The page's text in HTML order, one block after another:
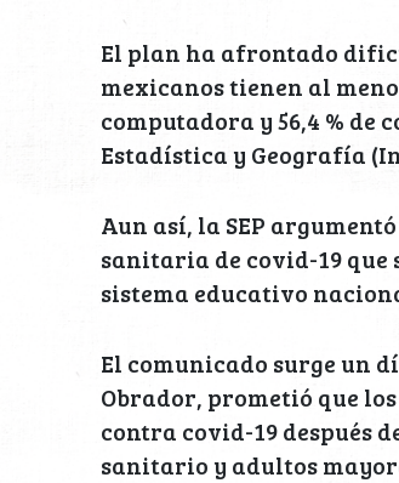
El plan ha afrontado
mexicanos tienen al
computadora y 56,4 %
Estadística y Geografía
Aun así, la SEP
sanitaria de covid-19
sistema educativo
El comunicado surge un
Obrador, prometió que
contra covid-19 después
sanitario y adultos